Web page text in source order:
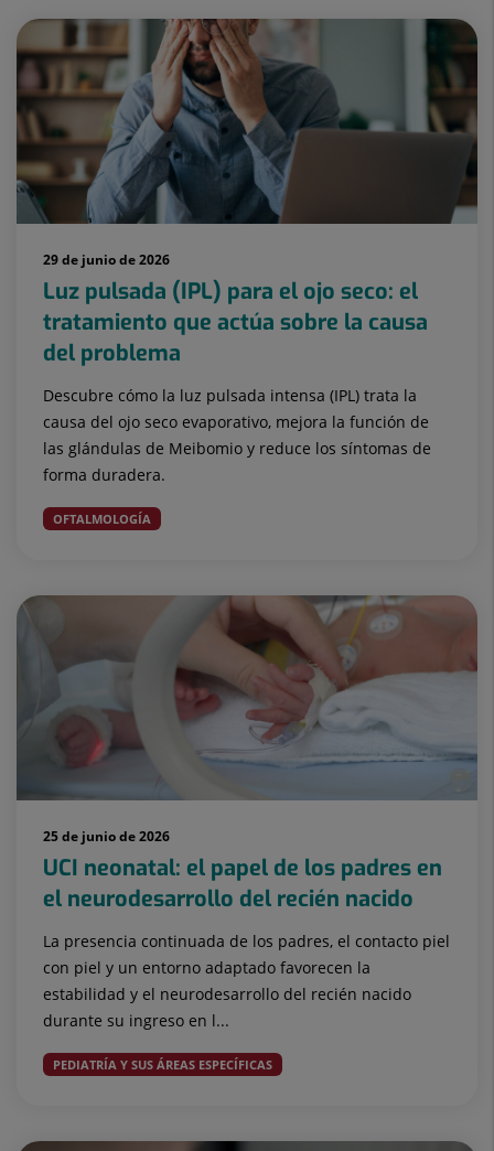
29 de junio de 2026
Luz pulsada (IPL) para el ojo seco: el
tratamiento que actúa sobre la causa
del problema
Descubre cómo la luz pulsada intensa (IPL) trata la
causa del ojo seco evaporativo, mejora la función de
las glándulas de Meibomio y reduce los síntomas de
forma duradera.
OFTALMOLOGÍA
25 de junio de 2026
UCI neonatal: el papel de los padres en
el neurodesarrollo del recién nacido
La presencia continuada de los padres, el contacto piel
con piel y un entorno adaptado favorecen la
estabilidad y el neurodesarrollo del recién nacido
durante su ingreso en l...
PEDIATRÍA Y SUS ÁREAS ESPECÍFICAS